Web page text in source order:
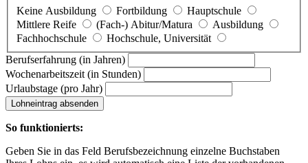
Keine Ausbildung
Fortbildung
Hauptschule
Mittlere Reife
(Fach-) Abitur/Matura
Ausbildung
Fachhochschule
Hochschule, Universität
Berufserfahrung (in Jahren)
Wochenarbeitszeit (in Stunden)
Urlaubstage (pro Jahr)
Lohneintrag absenden
So funktionierts:
Geben Sie in das Feld Berufsbezeichnung einzelne Buchstaben